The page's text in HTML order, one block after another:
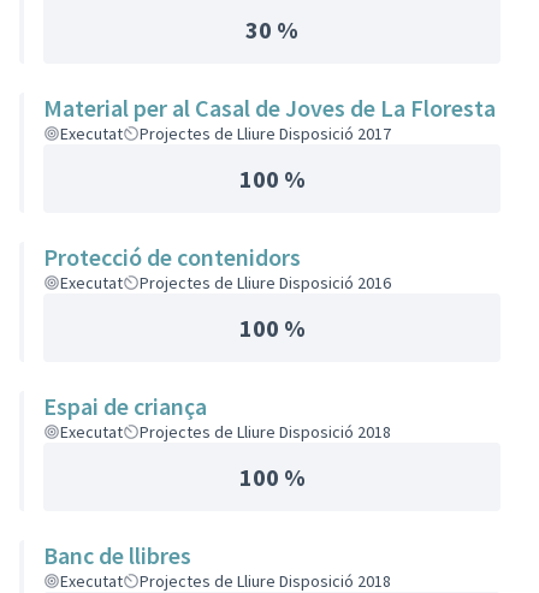
30 %
Material per al Casal de Joves de La Floresta
Executat Projectes de Lliure Disposició 2017
100 %
Protecció de contenidors
Executat Projectes de Lliure Disposició 2016
100 %
Espai de criança
Executat Projectes de Lliure Disposició 2018
100 %
Banc de llibres
Executat Projectes de Lliure Disposició 2018